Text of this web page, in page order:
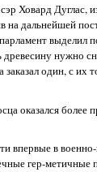
Ховард Дуглас,
на дальнейшей
выделил
нужно
один, с их
оказался более
впервые в
гер-метичные